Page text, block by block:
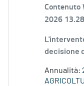
Contenuto
2026 13.28
decisione
Annualità: